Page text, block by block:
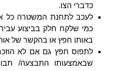
כדברי הצו.
לעכב לתחנת המשטרה כל
כמי שלקח חלק בביצוע
באותו חפץ או בהקשר של
לתפוס חפץ גם אם לא
שבאמצעותו התבצעה/